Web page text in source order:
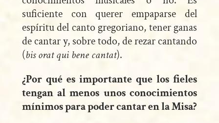
suficiente con querer empaparse del
espíritu del canto gregoriano, tener ganas
de cantar y, sobre todo, de rezar cantando
(bis orat qui bene cantat).
¿Por qué es importante que los fieles
tengan al menos unos conocimientos
mínimos para poder cantar en la Misa?